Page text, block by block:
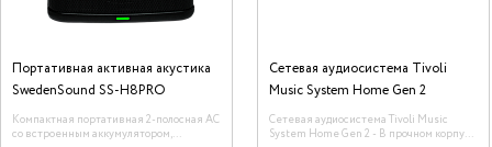
Портативная активная акустика
SwedenSound SS-H8PRO
Компактная портативная 2-полосная АС
со встроенным аккумулятором,
Сетевая аудиосистема Tivoli
Music System Home Gen 2
Сетевая аудиосистема Tivoli Music
System Home Gen 2 - В прочном корпусе